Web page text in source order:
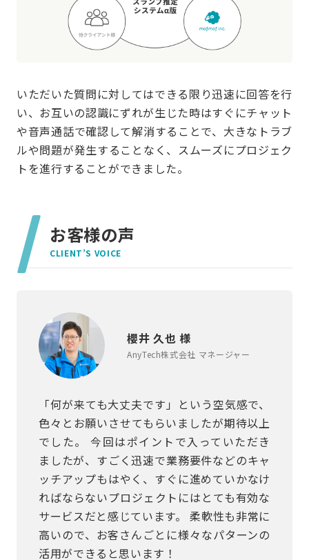
いただいた質問に対してはできる限り迅速に回答を行
い、お互いの認識にずれが生じた時はすぐにチャット
や音声通話で確認して解消することで、大きなトラブ
ルや問題が発生することなく、スムーズにプロジェク
トを進行することができました。
お客様の声
CLIENT’S VOICE
櫻井 久也 様
AnyTech株式会社 マネージャー
「何が来ても大丈夫です」という空気感で、
色々とお願いさせてもらいましたが期待以上
でした。 今回はポイントで入っていただき
ましたが、すごく迅速で業務要件などのキャ
ッチアップもはやく、すぐに進めていかなけ
ればならないプロジェクトにはとても有効な
サービスだと感じています。 柔軟性も非常に
高いので、お客さんごとに様々なパターンの
活用ができると思います！